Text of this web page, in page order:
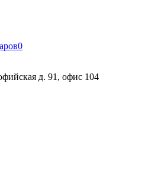
0
д. 91, офис 104